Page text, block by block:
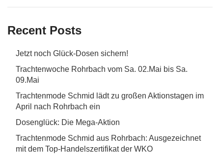
Recent Posts
Jetzt noch Glück-Dosen sichern!
Trachtenwoche Rohrbach vom Sa. 02.Mai bis Sa.
09.Mai
Trachtenmode Schmid lädt zu großen Aktionstagen im
April nach Rohrbach ein
Dosenglück: Die Mega-Aktion
Trachtenmode Schmid aus Rohrbach: Ausgezeichnet
mit dem Top-Handelszertifikat der WKO